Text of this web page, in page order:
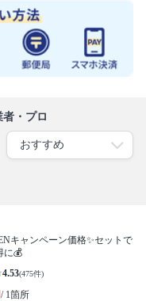
・プロ
キャンペーン価格✨セットで
に💰
4.53(475件)
/ 1箇所